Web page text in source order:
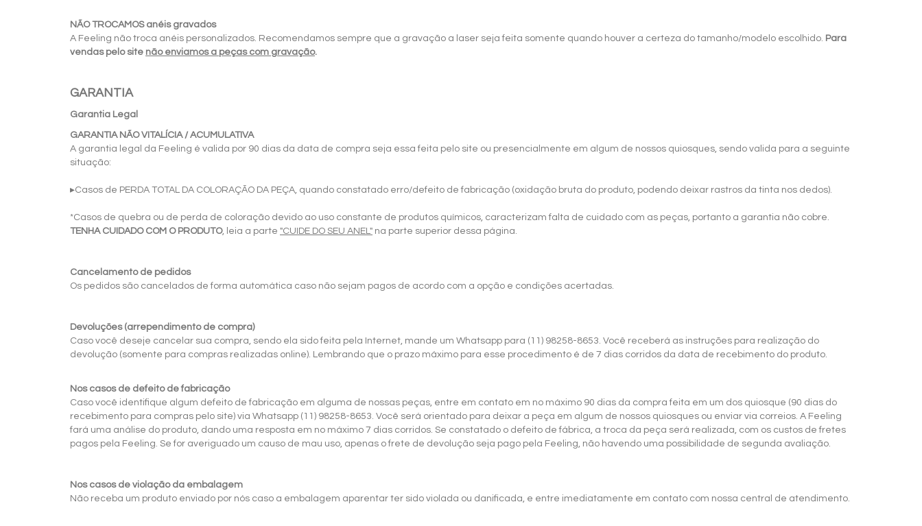
NÃO TROCAMOS anéis gravados
A Feeling não troca anéis personalizados. Recomendamos sempre que a gravação a laser seja feita somente quando houver a certeza do tamanho/modelo escolhido. Para
vendas pelo site não enviamos a peças com gravação.
GARANTIA
Garantia Legal
GARANTIA NÃO VITALÍCIA / ACUMULATIVA
A garantia legal da Feeling é valida por 90 dias da data de compra seja essa feita pelo site ou presencialmente em algum de nossos quiosques, sendo valida para a seguinte
situação:
▸Casos de PERDA TOTAL DA COLORAÇÃO DA PEÇA, quando constatado erro/defeito de fabricação (oxidação bruta do produto, podendo deixar rastros da tinta nos dedos).
*Casos de quebra ou de perda de coloração devido ao uso constante de produtos químicos, caracterizam falta de cuidado com as peças, portanto a garantia não cobre.
TENHA CUIDADO COM O PRODUTO, leia a parte "CUIDE DO SEU ANEL" na parte superior dessa página.
Cancelamento de pedidos
Os pedidos são cancelados de forma automática caso não sejam pagos de acordo com a opção e condições acertadas.
Devoluções (arrependimento de compra)
Caso você deseje cancelar sua compra, sendo ela sido feita pela Internet, mande um Whatsapp para (11) 98258-8653. Você receberá as instruções para realização do
devolução (somente para compras realizadas online). Lembrando que o prazo máximo para esse procedimento é de 7 dias corridos da data de recebimento do produto.
Nos casos de defeito de fabricação
Caso você identifique algum defeito de fabricação em alguma de nossas peças, entre em contato em no máximo 90 dias da compra feita em um dos quiosque (90 dias do
recebimento para compras pelo site) via Whatsapp (11) 98258-8653. Você será orientado para deixar a peça em algum de nossos quiosques ou enviar via correios. A Feeling
fará uma análise do produto, dando uma resposta em no máximo 7 dias corridos. Se constatado o defeito de fábrica, a troca da peça será realizada, com os custos de fretes
pagos pela Feeling. Se for averiguado um causo de mau uso, apenas o frete de devolução seja pago pela Feeling, não havendo uma possibilidade de segunda avaliação.
Nos casos de violação da embalagem
Não receba um produto enviado por nós caso a embalagem aparentar ter sido violada ou danificada, e entre imediatamente em contato com nossa central de atendimento.